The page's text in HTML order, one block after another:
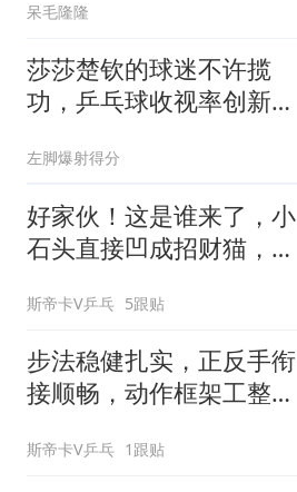
呆毛隆隆
莎莎楚钦的球迷不许揽
功，乒乓球收视率创新
左脚爆射得分
好家伙！这是谁来了，小
石头直接凹成招财猫，笑
斯帝卡V乒乓 5跟贴
步法稳健扎实，正反手衔
接顺畅，动作框架工整规
斯帝卡V乒乓 1跟贴